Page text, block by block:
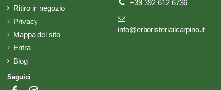
Ritiro in negozio
Privacy
Mappa del sito
Entra
Blog
+39 392 612 6736
info@erboristeriailcarpino.it
Seguici